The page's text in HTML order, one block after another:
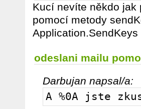
Kucí nevíte někdo jak
pomocí metody
odeslani mailu
Darbujan napsal/a:
A %0A jste